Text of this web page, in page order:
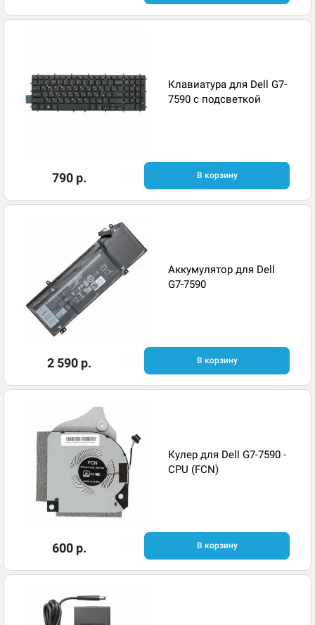
Клавиатура для Dell G7-
7590 с подсветкой
790 р. В корзину
Аккумулятор для Dell
G7-7590
2 590 р. В корзину
Кулер для Dell G7-7590 -
CPU (FCN)
600 р. В корзину